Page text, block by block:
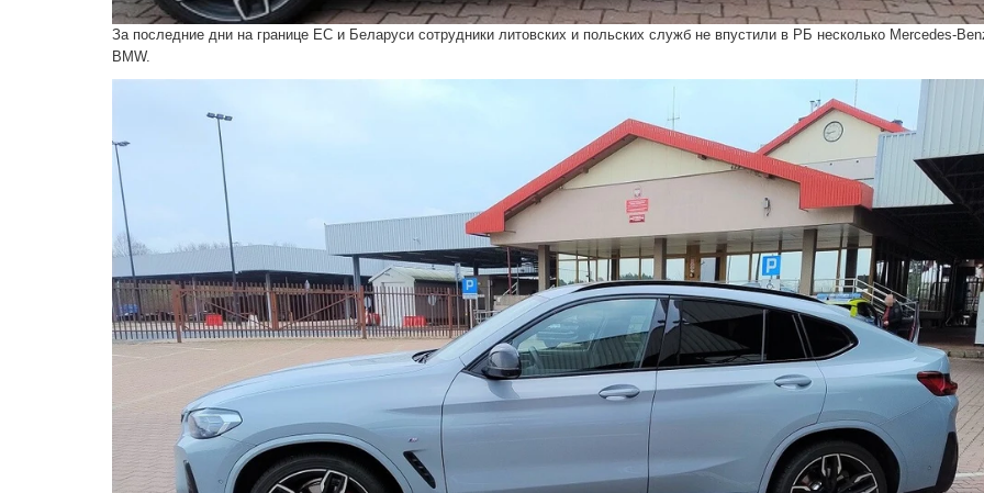
За последние дни на границе ЕС и Беларуси сотрудники литовских и польских служб не впустили в РБ несколько Mercedes-
BMW.